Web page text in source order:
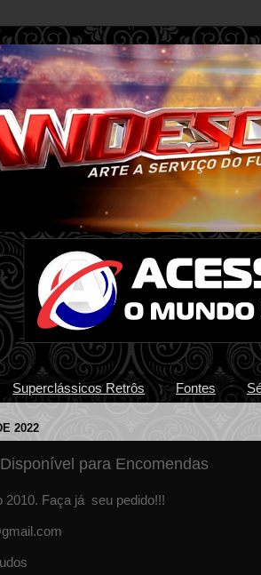
Superclássicos Retrôs Fontes
2022
para Encomendas
2010. Faça já seu pedido!!!